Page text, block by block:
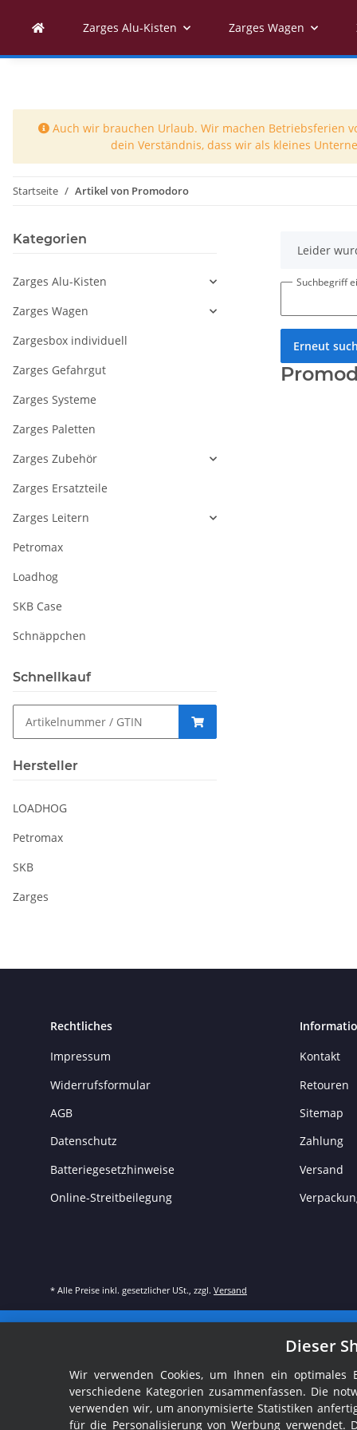
Zarges Alu-Kisten Zarges Wagen
Auch wir brauchen Urlaub. Wir machen Betriebsferien
dein Verständnis, dass wir als kleines
Startseite Artikel von Promodoro
xLeider
Suchbegriff
Erneut
Kategorien
Zarges Alu-Kisten
Zarges Wagen
Zargesbox individuell
Zarges Gefahrgut
Zarges Systeme
Zarges Paletten
Zarges Zubehör
Zarges Ersatzteile
Zarges Leitern
Petromax
Loadhog
SKB Case
Schnäppchen
Schnellkauf
Hersteller
LOADHOG
Petromax
SKB
Zarges
Rechtliches
Impressum
Widerrufsformular
AGB
Datenschutz
Batteriegesetzhinweise
Online-Streitbeilegung
Kontakt
Retouren
Sitemap
Zahlung
Versand
* Alle Preise inkl. gesetzlicher USt., zzgl. Versand
Dieser
Wir verwenden Cookies, um Ihnen ein
verschiedene Kategorien zusammenfassen. Die
verwenden wir, um anonymisierte Statistiken
für die Personalisierung von Werbung verwendet.